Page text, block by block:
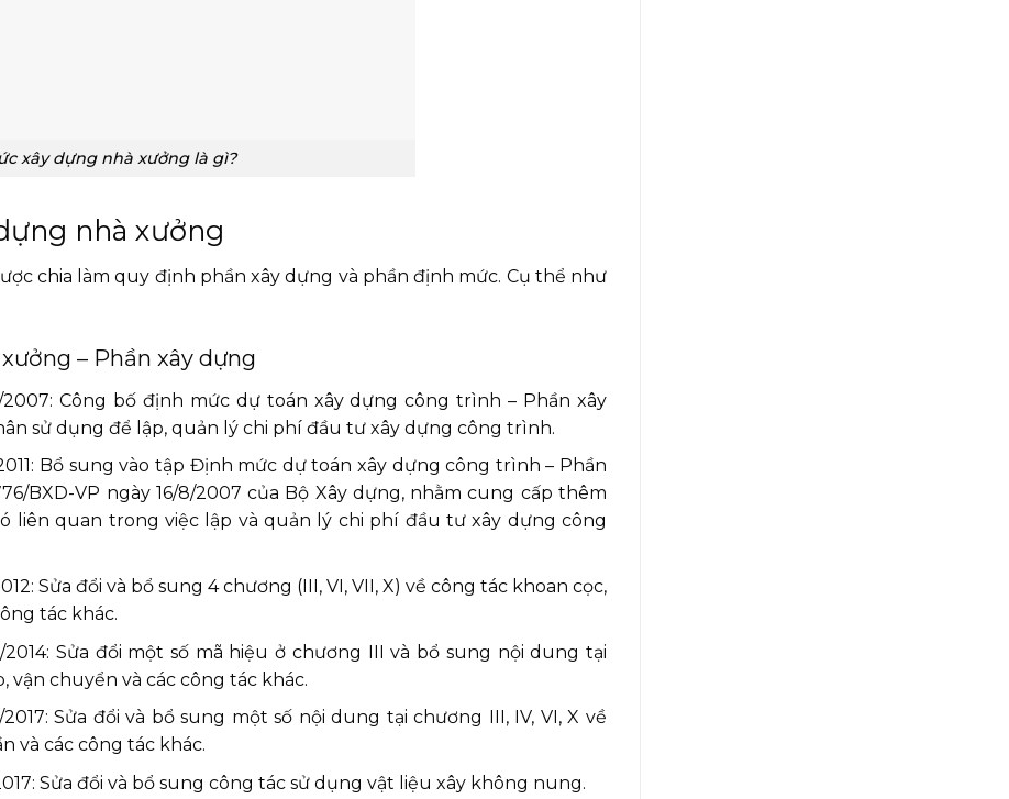
xây dựng nhà xưởng là gì?
nhà xưởng
chia làm quy định phần xây dựng và phần định mức. Cụ thể như
– Phần xây dựng
2007: Công bố định mức dự toán xây dựng công trình – Phần xây
sử dụng để lập, quản lý chi phí đầu tư xây dựng công trình.
Bổ sung vào tập Định mức dự toán xây dựng công trình – Phần
BXD-VP ngày 16/8/2007 của Bộ Xây dựng, nhằm cung cấp thêm
liên quan trong việc lập và quản lý chi phí đầu tư xây dựng công
Sửa đổi và bổ sung 4 chương (III, VI, VII, X) về công tác khoan cọc,
tác khác.
Sửa đổi một số mã hiệu ở chương III và bổ sung nội dung tại
vận chuyển và các công tác khác.
Sửa đổi và bổ sung một số nội dung tại chương III, IV, VI, X về
và các công tác khác.
Sửa đổi và bổ sung công tác sử dụng vật liệu xây không nung.